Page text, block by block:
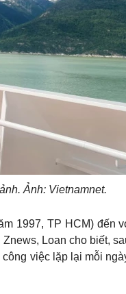
Ảnh: Vietnamnet.
1997, TP HCM) đến
Loan cho biết,
việc lặp lại mỗi